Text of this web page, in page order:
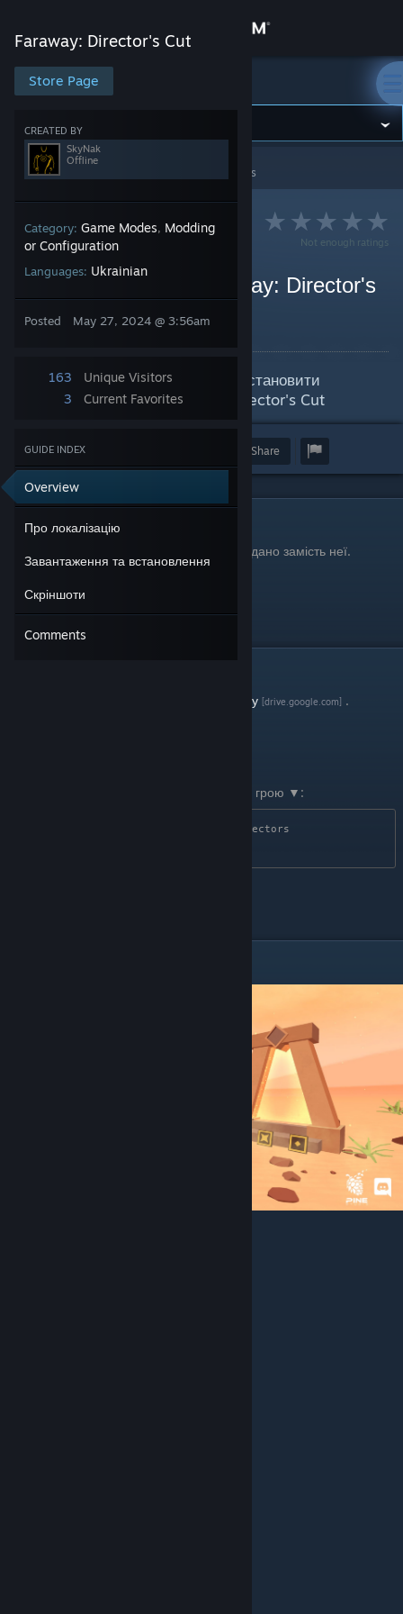
Store
Community
About
Support
Change language
Get the Steam Mobile App
Faraway: Director's Cut
Store Page
CREATED BY
SkyNak
Offline
Category: Game Modes, Modding
or Configuration
Languages: Ukrainian
Posted May 27, 2024 @ 3:56am
163
Unique Visitors
3
Current Favorites
GUIDE INDEX
Overview
Про локалізацію
Завантаження та встановлення
Скріншоти
Comments
Faraway: Director's Cut
Faraway: Director's Cut SkyNak's Guides
Not enough ratings
Українізатор [UA] Faraway: Director's
У даному посібнику описано як встановити
українізатор для гри Faraway: Director's Cut
Share
Про локалізацію
Переклад виконано з англійської мови і додано замість неї.
Переклад текстовий: SkyNak
google диску [drive.google.com] .
на скачаний файл у папку з встановленою грою ▼:
D:\Steam\steamapps\common\Faraway Directors